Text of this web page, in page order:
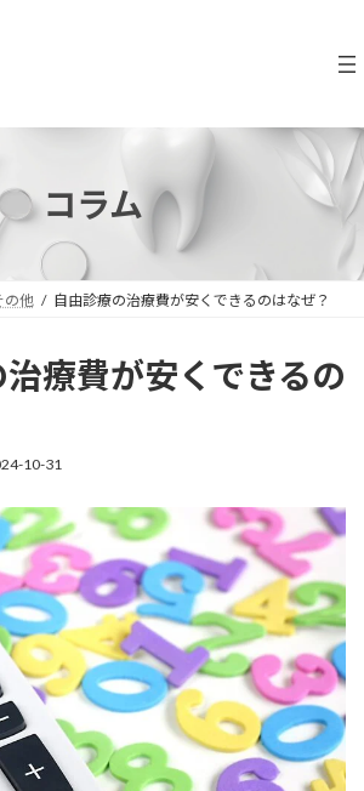
コラム
の他 自由診療の治療費が安くできるのはなぜ？
療費が安くできるの
10-31